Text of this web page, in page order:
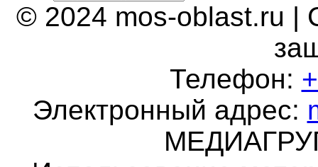
© 2024 mos-oblast.ru |
Телефон:
Электронный адрес: